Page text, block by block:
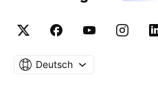
Deutsch